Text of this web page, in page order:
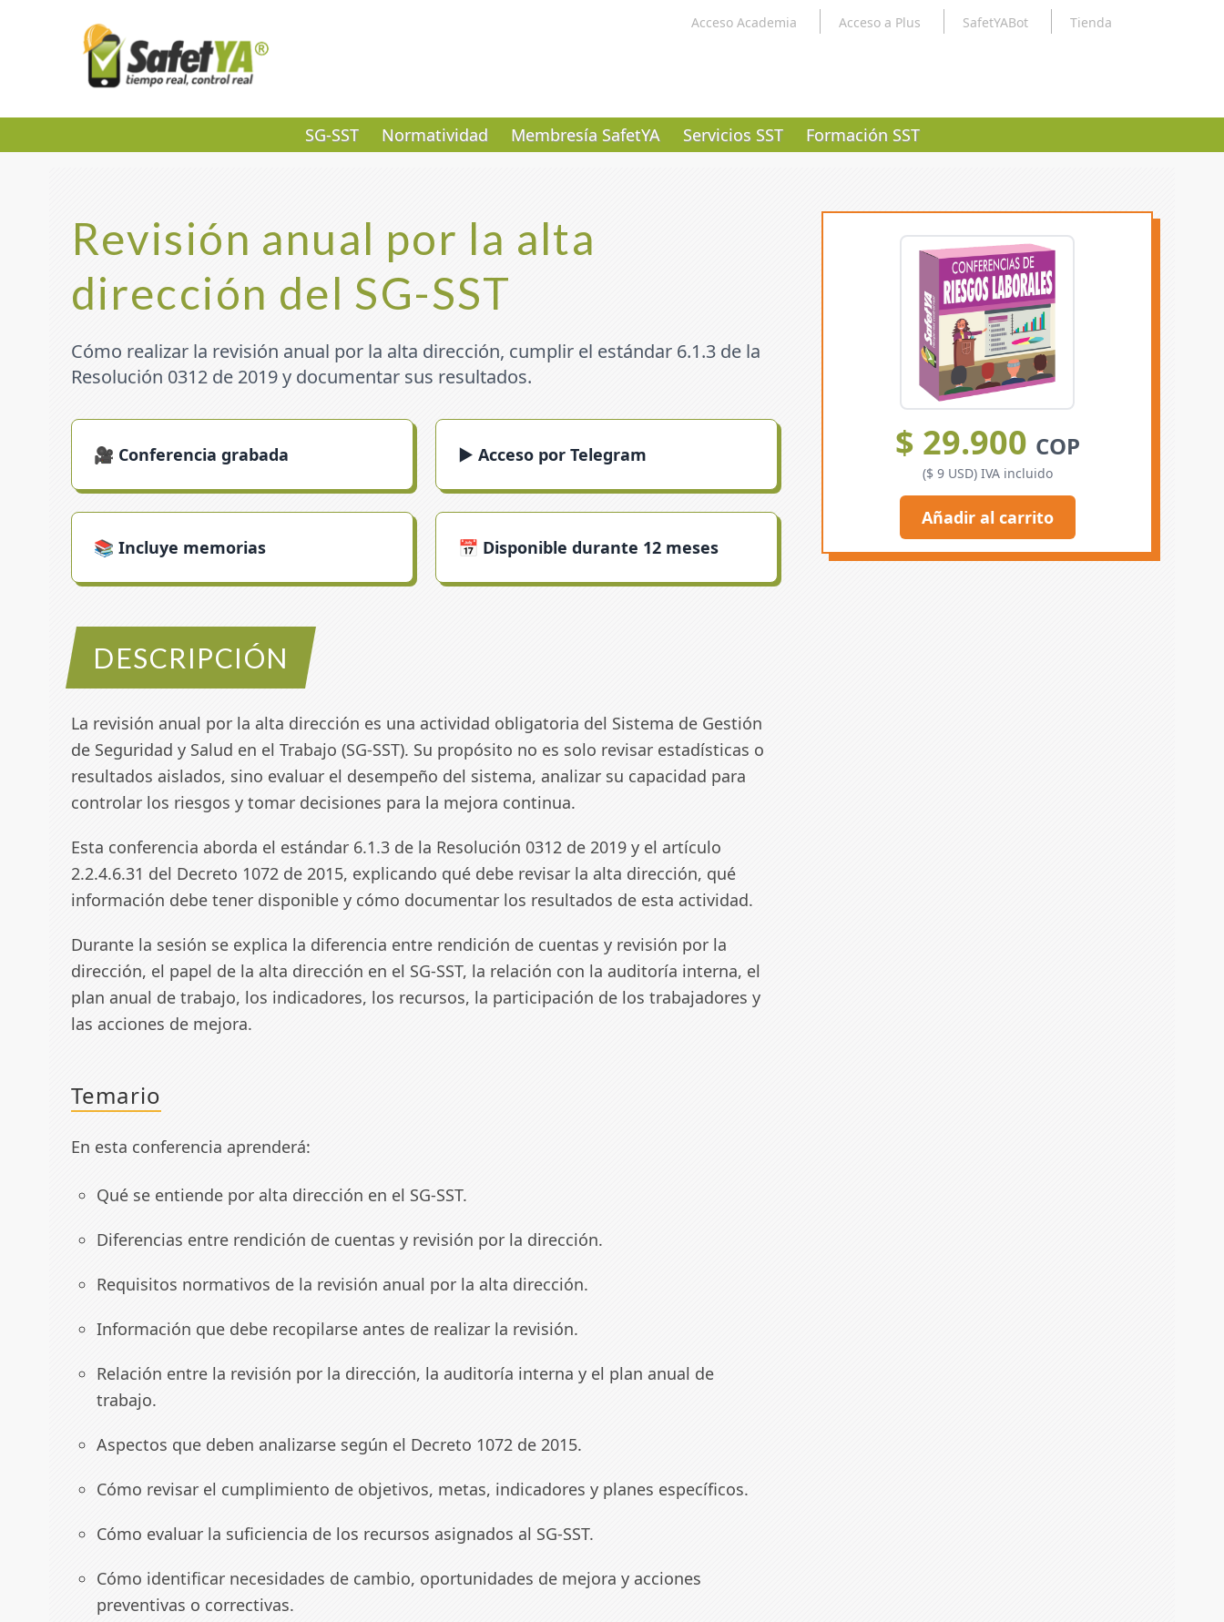
Acceso Academia Acceso a Plus SafetYABot Tienda
SG-SST Normatividad Membresía SafetYA Servicios SST Formación SST
Revisión anual por la alta
dirección del SG-SST
Cómo realizar la revisión anual por la alta dirección, cumplir el estándar 6.1.3 de la
Resolución 0312 de 2019 y documentar sus resultados.
🎥 Conferencia grabada ▶️ Acceso por Telegram
📚 Incluye memorias 📅 Disponible durante 12 meses
DESCRIPCIÓN
La revisión anual por la alta dirección es una actividad obligatoria del Sistema de Gestión
de Seguridad y Salud en el Trabajo (SG-SST). Su propósito no es solo revisar estadísticas o
resultados aislados, sino evaluar el desempeño del sistema, analizar su capacidad para
controlar los riesgos y tomar decisiones para la mejora continua.
Esta conferencia aborda el estándar 6.1.3 de la Resolución 0312 de 2019 y el artículo
2.2.4.6.31 del Decreto 1072 de 2015, explicando qué debe revisar la alta dirección, qué
información debe tener disponible y cómo documentar los resultados de esta actividad.
Durante la sesión se explica la diferencia entre rendición de cuentas y revisión por la
dirección, el papel de la alta dirección en el SG-SST, la relación con la auditoría interna, el
plan anual de trabajo, los indicadores, los recursos, la participación de los trabajadores y
las acciones de mejora.
Temario
En esta conferencia aprenderá:
Qué se entiende por alta dirección en el SG-SST.
Diferencias entre rendición de cuentas y revisión por la dirección.
Requisitos normativos de la revisión anual por la alta dirección.
Información que debe recopilarse antes de realizar la revisión.
Relación entre la revisión por la dirección, la auditoría interna y el plan anual de
trabajo.
Aspectos que deben analizarse según el Decreto 1072 de 2015.
Cómo revisar el cumplimiento de objetivos, metas, indicadores y planes específicos.
Cómo evaluar la suficiencia de los recursos asignados al SG-SST.
Cómo identificar necesidades de cambio, oportunidades de mejora y acciones
preventivas o correctivas.
$ 29.900 COP
($ 9 USD) IVA incluido
Añadir al carrito